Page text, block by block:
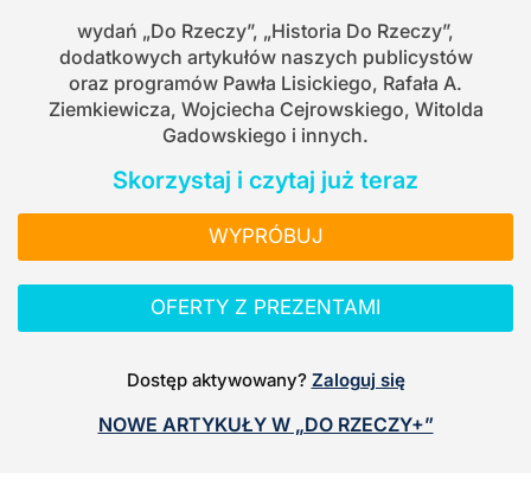
wydań „Do Rzeczy”, „Historia Do Rzeczy”,
dodatkowych artykułów naszych publicystów
oraz programów Pawła Lisickiego, Rafała A.
Ziemkiewicza, Wojciecha Cejrowskiego, Witolda
Gadowskiego i innych.
Skorzystaj i czytaj już teraz
WYPRÓBUJ
OFERTY Z PREZENTAMI
Dostęp aktywowany? Zaloguj się
NOWE ARTYKUŁY W „DO RZECZY+”